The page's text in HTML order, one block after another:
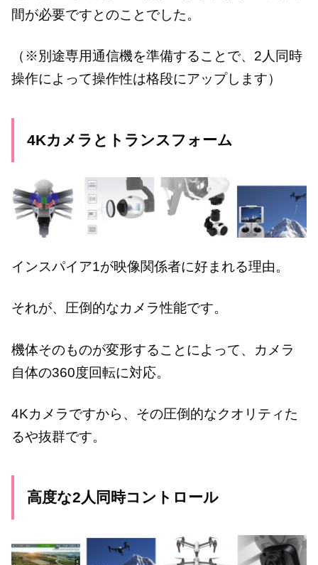
間が必要ですとのことでした。
（※別途専用通信機を準備することで、2人同時
操作によって操作性は格段にアップします）
4Kカメラとトランスフォーム
インスパイア1が映像関係者に好まれる理由。
それが、圧倒的なカメラ性能です。
機体そのものが変形することによって、カメラ
自体の360度回転に対応。
4Kカメラですから、その圧倒的なクオリティた
るや抜群です。
高度な2人同時コントロール